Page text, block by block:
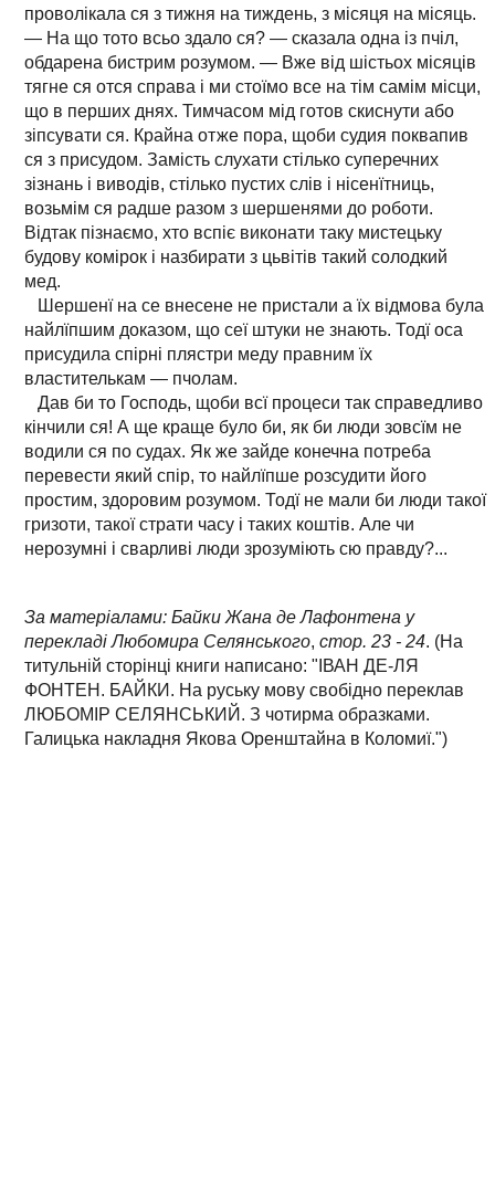
проволікала ся з тижня на тиждень, з місяця на місяць.
— На що тото всьо здало ся? — сказала одна із пчіл,
обдарена бистрим розумом. — Вже від шістьох місяців
тягне ся отся справа і ми стоїмо все на тім самім місци,
що в перших днях. Тимчасом мід готов скиснути або
зіпсувати ся. Крайна отже пора, щоби судия поквапив
ся з присудом. Замість слухати стілько суперечних
зізнань і виводів, стілько пустих слів і нісенїтниць,
возьмім ся радше разом з шершенями до роботи.
Відтак пізнаємо, хто вспіє виконати таку мистецьку
будову комірок і назбирати з цьвітів такий солодкий
мед.
Шершенї на се внесене не пристали а їх відмова була
найлїпшим доказом, що сеї штуки не знають. Тодї оса
присудила спірні плястри меду правним їх
властителькам — пчолам.
Дав би то Господь, щоби всї процеси так справедливо
кінчили ся! А ще краще було би, як би люди зовсїм не
водили ся по судах. Як же зайде конечна потреба
перевести який спір, то найлїпше розсудити його
простим, здоровим розумом. Тодї не мали би люди такої
гризоти, такої страти часу і таких коштів. Але чи
нерозумні і сварливі люди зрозуміють сю правду?...
За матеріалами: Байки Жана де Лафонтена у
перекладі Любомира Селянського, стор. 23 - 24. (На
титульній сторінці книги написано: "ІВАН ДЕ-ЛЯ
ФОНТЕН. БАЙКИ. На руську мову свобідно переклав
ЛЮБОМІР СЕЛЯНСЬКИЙ. З чотирма образками.
Галицька накладня Якова Оренштайна в Коломиї.")